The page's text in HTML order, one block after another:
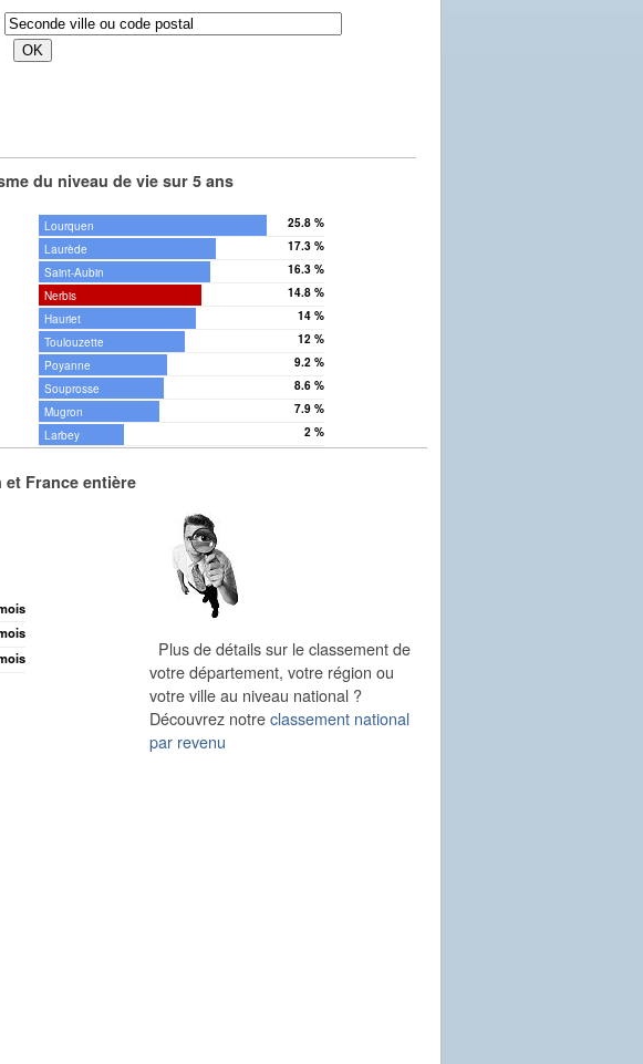
du niveau de vie sur 5 ans
Lourquen 25.8 %
Laurède 17.3 %
Saint-Aubin 16.3 %
Nerbis 14.8 %
Hauriet 14 %
Toulouzette 12 %
Poyanne 9.2 %
Souprosse 8.6 %
Mugron 7.9 %
Larbey 2 %
France entière
Plus de détails sur le classement de
votre département, votre région ou
votre ville au niveau national ?
Découvrez notreclassement national
par revenu